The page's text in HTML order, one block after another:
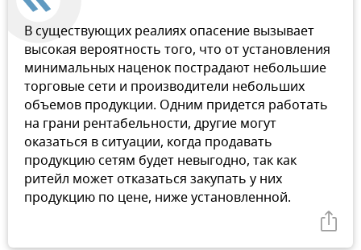
В существующих реалиях опасение вызывает
высокая вероятность того, что от установления
минимальных наценок пострадают небольшие
торговые сети и производители небольших
объемов продукции. Одним придется работать
на грани рентабельности, другие могут
оказаться в ситуации, когда продавать
продукцию сетям будет невыгодно, так как
ритейл может отказаться закупать у них
продукцию по цене, ниже установленной.